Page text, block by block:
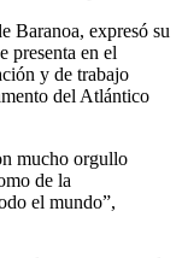
Baranoa, expresó su
presenta en el
y de trabajo
del Atlántico
mucho orgullo
de la
el mundo”,